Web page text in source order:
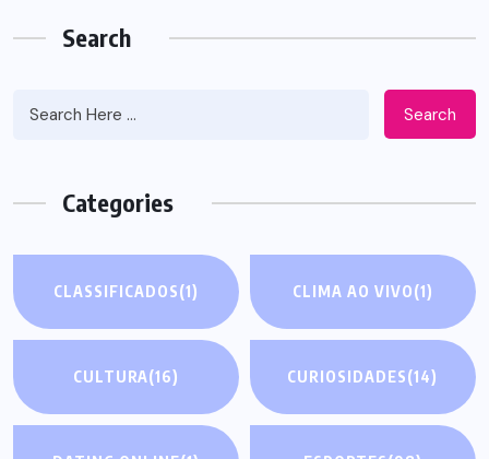
Search
Search
Categories
CLASSIFICADOS(1) CLIMA AO VIVO(1)
CULTURA(16) CURIOSIDADES(14)